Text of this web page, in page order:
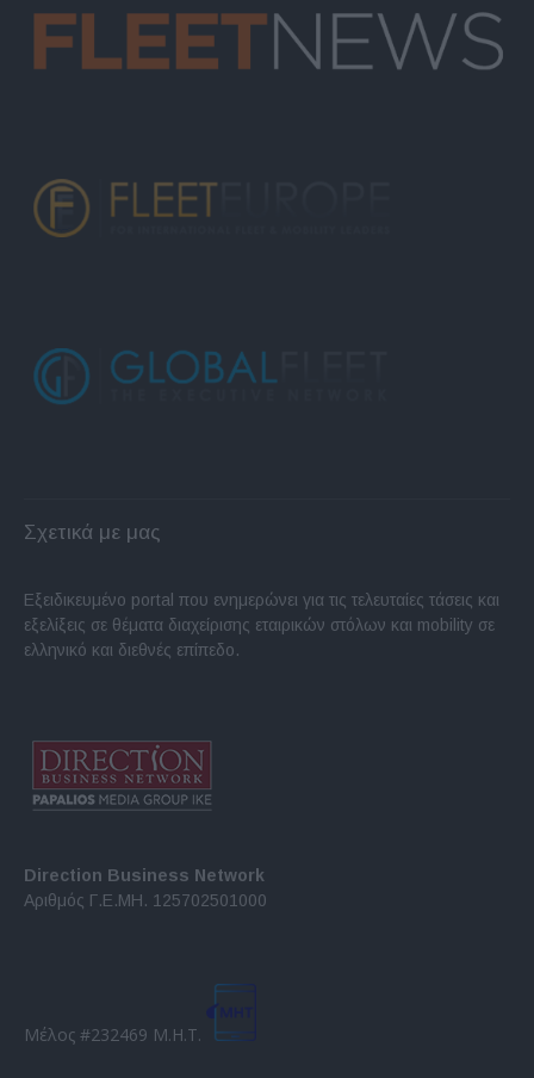
Σχετικά με μας
Εξειδικευμένο portal που ενημερώνει για τις τελευταίες τάσεις και
εξελίξεις σε θέματα διαχείρισης εταιρικών στόλων και mobility σε
ελληνικό και διεθνές επίπεδο.
Direction Business Network
Αριθμός Γ.Ε.ΜΗ. 125702501000
Μέλος #232469 Μ.Η.Τ.